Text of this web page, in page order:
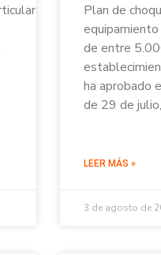
Plan de
de entre
ha aprobado
de 29 de
LEER MÁS »
3 de agosto de